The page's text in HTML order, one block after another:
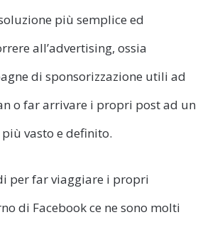
più semplice ed
all’advertising, ossia
di sponsorizzazione utili ad
o far arrivare i propri post ad un
vasto e definito.
per far viaggiare i propri
di Facebook ce ne sono molti